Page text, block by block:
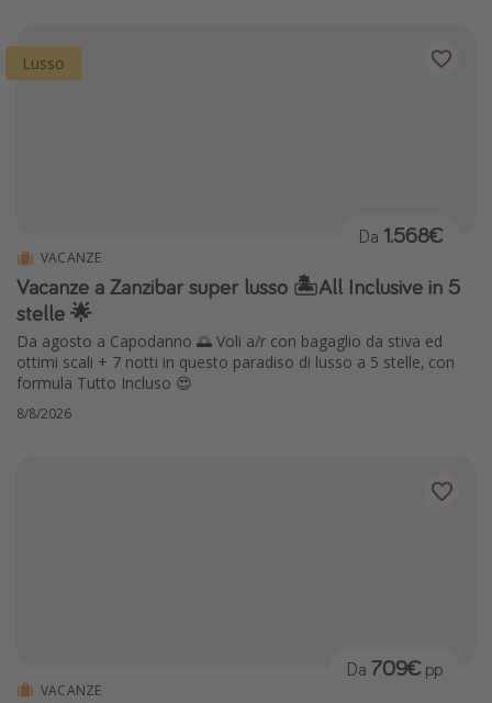
Lusso
VACANZE
Vacanze a Zanzibar super lusso 🏝️All Inclusive in 5
stelle 🌟
Da agosto a Capodanno 🌅 Voli a/r con bagaglio da stiva ed
ottimi scali + 7 notti in questo paradiso di lusso a 5 stelle, con
formula Tutto Incluso 😍
Da 1.568€
8/8/2026
VACANZE
Da 709€ pp